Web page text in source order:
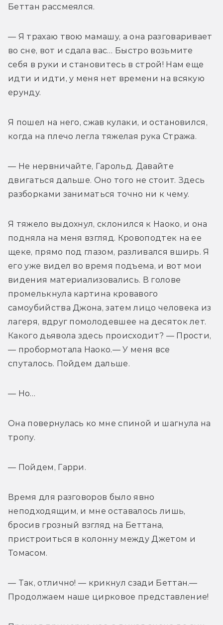
Беттан рассмеялся.
— Я трахаю твою мамашу, а она разговаривает
во сне, вот и сдала вас… Быстро возьмите
себя в руки и становитесь в строй! Нам еще
идти и идти, у меня нет времени на всякую
ерунду.
Я пошел на него, сжав кулаки, и остановился,
когда на плечо легла тяжелая рука Стража.
— Не нервничайте, Гарольд. Давайте
двигаться дальше. Оно того не стоит. Здесь
разборками заниматься точно ни к чему.
Я тяжело выдохнул, склонился к Наоко, и она
подняла на меня взгляд. Кровоподтек на ее
щеке, прямо под глазом, разливался вширь. Я
его уже видел во время подъема, и вот мои
видения материализовались. В голове
промелькнула картина кровавого
самоубийства Джона, затем лицо человека из
лагеря, вдруг помолодевшее на десяток лет.
Какого дьявола здесь происходит? — Прости,
— пробормотала Наоко.— У меня все
спуталось. Пойдем дальше.
— Но…
Она повернулась ко мне спиной и шагнула на
тропу.
— Пойдем, Гарри.
Время для разговоров было явно
неподходящим, и мне оставалось лишь,
бросив грозный взгляд на Беттана,
пристроиться в колонну между Джетом и
Томасом.
— Так, отлично! — крикнул сзади Беттан.—
Продолжаем наше цирковое представление!